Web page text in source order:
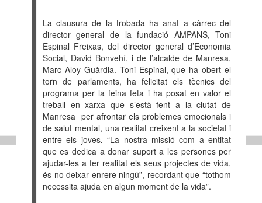
La clausura de la trobada ha anat a càrrec del
director general de la fundació AMPANS, Toni
Espinal Freixas, del director general d’Economia
Social, David Bonvehí, i de l’alcalde de Manresa,
Marc Aloy Guàrdia. Toni Espinal, que ha obert el
torn de parlaments, ha felicitat els tècnics del
programa per la feina feta i ha posat en valor el
treball en xarxa que s’està fent a la ciutat de
Manresa per afrontar els problemes emocionals i
de salut mental, una realitat creixent a la societat i
entre els joves.“La nostra missió com a entitat
que es dedica a donar suport a les persones per
ajudar-les a fer realitat els seus projectes de vida,
és no deixar enrere ningú”, recordant que “tothom
necessita ajuda en algun moment de la vida”.